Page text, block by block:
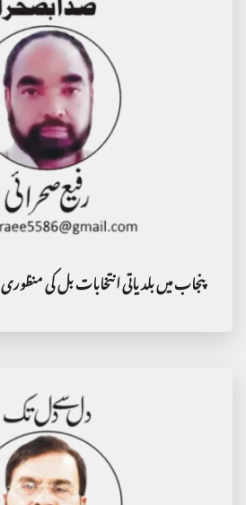
پنجاب میں بلدیاتی انتخابات بل کی منظوری